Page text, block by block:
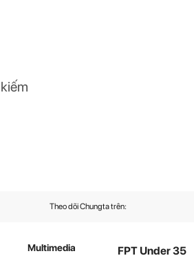
Theo dõi Chungta trên:
Multimedia FPT Under 35